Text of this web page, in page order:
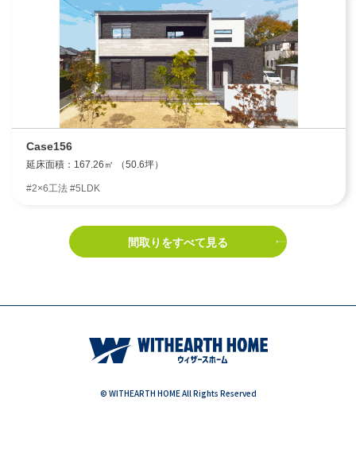
Case156
延床面積：167.26㎡ （50.6坪）
#2×6工法 #5LDK
間取りをすべて見る
© WITHEARTH HOME All Rights Reserved